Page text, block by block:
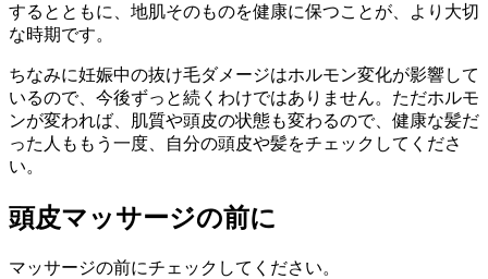
するとともに、地肌そのものを健康に保つことが、より大切
な時期です。
ちなみに妊娠中の抜け毛ダメージはホルモン変化が影響して
いるので、今後ずっと続くわけではありません。ただホルモ
ンが変われば、肌質や頭皮の状態も変わるので、健康な髪だ
った人ももう一度、自分の頭皮や髪をチェックしてくださ
い。
頭皮マッサージの前に
マッサージの前にチェックしてください。